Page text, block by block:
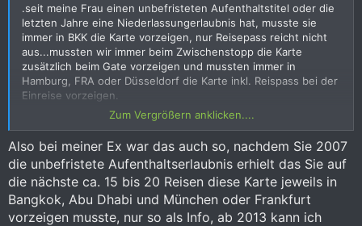
.seit meine Frau einen unbefristeten Aufenthaltstitel oder die
letzten Jahre eine Niederlassungerlaubnis hat, musste sie
immer in BKK die Karte vorzeigen, nur Reisepass reicht nicht
aus...mussten wir immer beim Zwischenstopp die Karte
zusätzlich beim Gate vorzeigen und mussten immer in
Hamburg, FRA oder Düsseldorf die Karte inkl. Reispass bei der
Einreise vorzeigen.
Sie wird auch nach dem Pass normal "durchgezogen".....von
daher kenne ich nicht anderes....und ich spreche von 40 oder
50 Einreisen.
Zum Vergrößern anklicken....
Also bei meiner Ex war das auch so, nachdem Sie 2007
die unbefristete Aufenthaltserlaubnis erhielt das Sie auf
die nächste ca. 15 bis 20 Reisen diese Karte jeweils in
Bangkok, Abu Dhabi und München oder Frankfurt
vorzeigen musste, nur so als Info, ab 2013 kann ich